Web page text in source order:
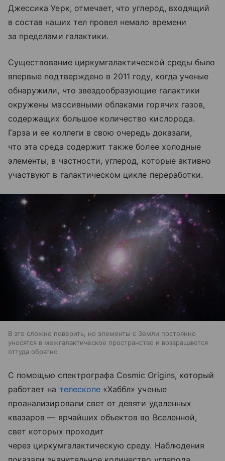
Джессика Уерк, отмечает, что углерод, входящий
в состав наших тел провел немало времени
за пределами галактики.
Существование циркумгалактической среды было
впервые подтверждено в 2011 году, когда ученые
обнаружили, что звездообразующие галактики
окружены массивными облаками горячих газов,
содержащих большое количество кислорода.
Гарза и ее коллеги в свою очередь доказали,
что эта среда содержит также более холодные
элементы, в частности, углерод, которые активно
участвуют в галактическом цикле переработки.
В это сложно поверить, но элементы с Земли постоянно
уносятся в межгалактическое пространство и возвращаются
оттуда обратно
С помощью спектрографа Cosmic Origins, который
работает на телескопе «Хаббл» ученые
проанализировали свет от девяти удаленных
квазаров — ярчайших объектов во Вселенной,
свет которых проходит
через циркумгалактическую среду. Наблюдения